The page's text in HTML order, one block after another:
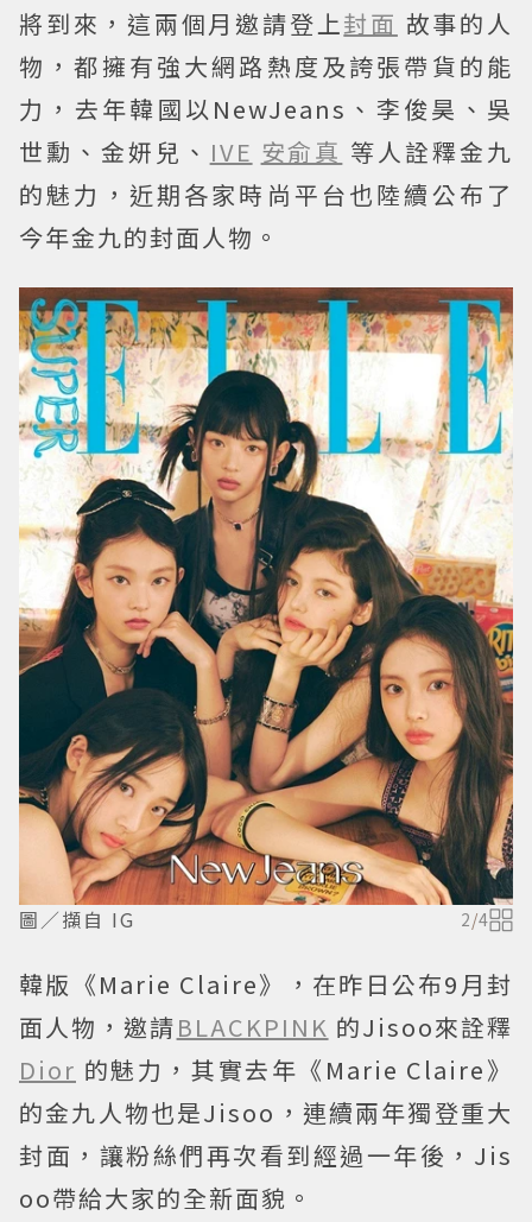
將到來，這兩個月邀請登上封面 故事的人
物，都擁有強大網路熱度及誇張帶貨的能
力，去年韓國以NewJeans、李俊昊、吳
世勳、金妍兒、 IVE 安俞真 等人詮釋金九
的魅力，近期各家時尚平台也陸續公布了
今年金九的封面人物。
圖／擷自 IG 2/4
韓版《Marie Claire》，在昨日公布9月封
面人物，邀請BLACKPINK 的Jisoo來詮釋
Dior 的魅力，其實去年《Marie Claire》
的金九人物也是Jisoo，連續兩年獨登重大
封面，讓粉絲們再次看到經過一年後，Jis
oo帶給大家的全新面貌。